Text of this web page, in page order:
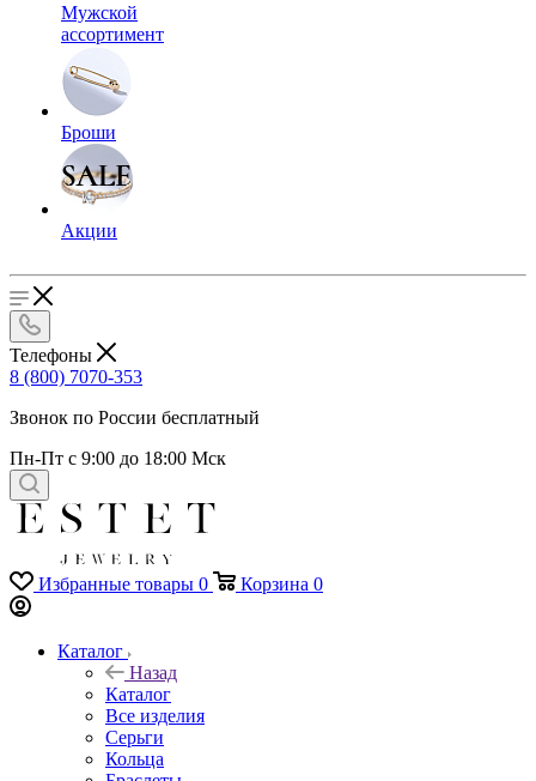
Мужской
ассортимент
Броши
Акции
Телефоны
8 (800) 7070-353
Звонок по России бесплатный
Пн-Пт с 9:00 до 18:00 Мск
Избранные товары 0 Корзина 0
Каталог
Назад
Каталог
Все изделия
Серьги
Кольца